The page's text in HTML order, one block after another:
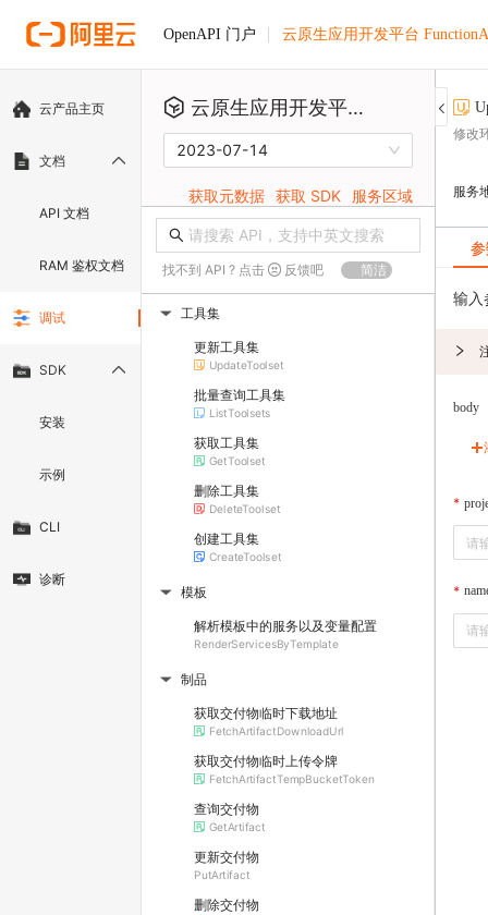
OpenAPI 门户 云原生应用开发平台
云产品主页
文档
API 文档
RAM 鉴权文档
调试
SDK
安装
示例
CLI
诊断
云原生应用开发平台 FunctionAI
2023-07-14
获取元数据 获取 SDK 服务区域
找不到 API ? 点击 反馈吧 简洁
▶ 工具集
更新工具集
UpdateToolset
批量查询工具集
ListToolsets
获取工具集
GetToolset
删除工具集
DeleteToolset
创建工具集
CreateToolset
▶ 模板
解析模板中的服务以及变量配置
RenderServicesByTemplate
▶ 制品
获取交付物临时下载地址
FetchArtifactDownloadUrl
获取交付物临时上传令牌
FetchArtifactTempBucketToken
查询交付物
GetArtifact
更新交付物
PutArtifact
删除交付物
修改
服务
输入
body